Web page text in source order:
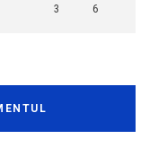
3 6